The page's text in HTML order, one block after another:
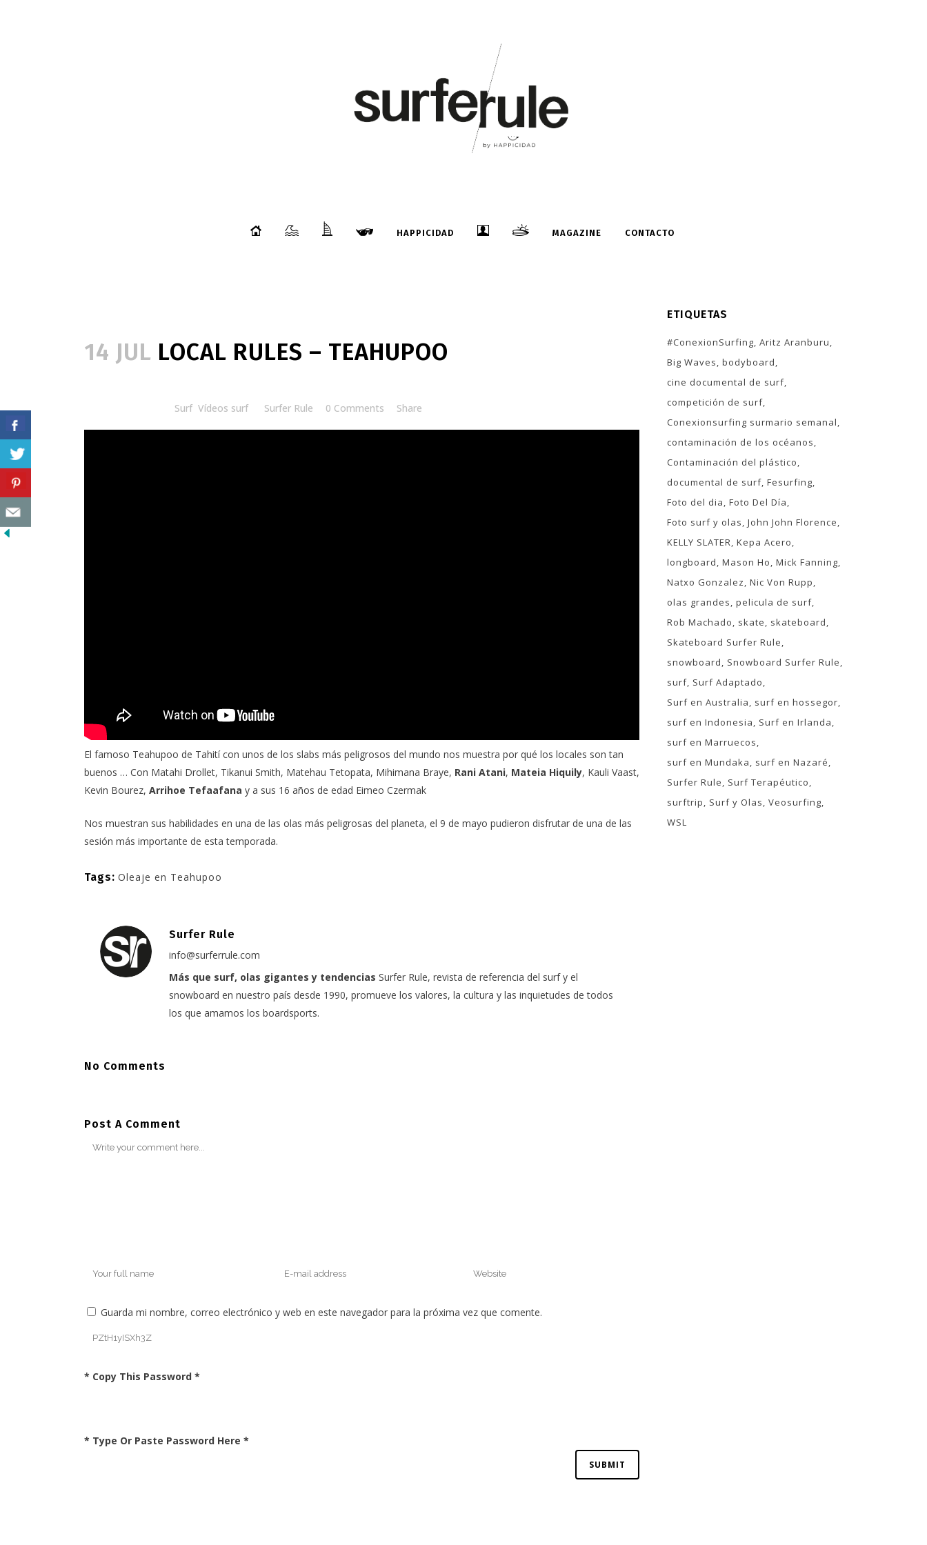
HAPPICIDAD MAGAZINE CONTACTO
14 JUL LOCAL RULES – TEAHUPOO
Surf Vídeos surf Surfer Rule 0 Comments Share
El famoso Teahupoo de Tahitícon unos de los slabs más peligrosos del mundo nos muestra por qué los locales son tan
buenos … Con Matahi Drollet, Tikanui Smith, Matehau Tetopata, Mihimana Braye, Rani Atani, Mateia Hiquily, Kauli Vaast,
Kevin Bourez, Arrihoe Tefaafana y a sus 16 años de edad Eimeo Czermak
Nos muestran sus habilidades en una de las olas más peligrosas del planeta, el 9 de mayo pudieron disfrutar de una de las
sesión más importante de esta temporada.
Tags: Oleaje en Teahupoo
Surfer Rule
info@surferrule.com
Más que surf, olas gigantes y tendencias Surfer Rule, revista de referencia del surf y el
snowboard en nuestro país desde 1990, promueve los valores, la cultura y las inquietudes de todos
los que amamos los boardsports.
No Comments
Post A Comment
Guarda mi nombre, correo electrónico y web en este navegador para la próxima vez que comente.
* Copy This Password *
* Type Or Paste Password Here *
ETIQUETAS
#ConexionSurfing Aritz Aranburu
Big Waves bodyboard
cine documental de surf
competición de surf
Conexionsurfing surmario semanal
contaminación de los océanos
Contaminación del plástico
documental de surf Fesurfing
Foto del dia Foto Del Día
Foto surf y olas John John Florence
KELLY SLATER Kepa Acero
longboard Mason Ho Mick Fanning
Natxo Gonzalez Nic Von Rupp
olas grandes pelicula de surf
Rob Machado
skate
skateboard
Skateboard Surfer Rule
snowboard
Snowboard Surfer Rule
surf Surf Adaptado
Surf en Australia
surf en hossegor
surf en Indonesia
Surf en Irlanda
surf en Marruecos
surf en Mundaka
surf en Nazaré
Surfer Rule
Surf Terapéutico
surftrip
Surf y Olas Veosurfing
WSL